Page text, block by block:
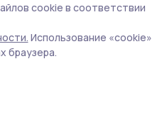
cookie в соответствии
Использование «cookie»
браузера.